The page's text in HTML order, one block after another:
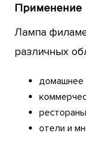
Применение
Лампа
различных
домашнее
отели и